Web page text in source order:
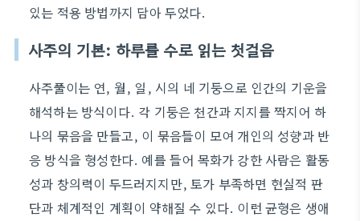
있는 적용 방법까지 담아 두었다.
사주의 기본: 하루를 수로 읽는 첫걸음
사주풀이는 연, 월, 일, 시의 네 기둥으로 인간의 기운을
해석하는 방식이다. 각 기둥은 천간과 지지를 짝지어 하
나의 묶음을 만들고, 이 묶음들이 모여 개인의 성향과 반
응 방식을 형성한다. 예를 들어 목화가 강한 사람은 활동
성과 창의력이 두드러지지만, 토가 부족하면 현실적 판
단과 체계적인 계획이 약해질 수 있다. 이런 균형은 생애